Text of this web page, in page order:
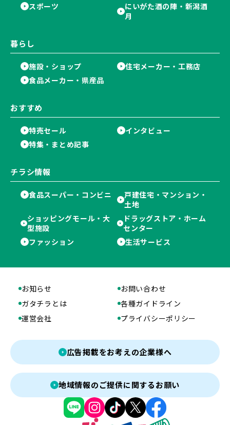
スポーツ
にいがた酒の陣・新潟酒
月
暮らし
施設・ショップ
住宅メーカー・工務店
食品メーカー・県産品
おすすめ
特売セール
インタビュー
特集・まとめ記事
チラシ情報
食品スーパー・コンビニ
戸建住宅・マンション・
土地
ショッピングモール・大
型施設
ドラッグストア・ホーム
センター
ファッション
生活サービス
お知らせ
お問い合わせ
ガタチラとは
各種ガイドライン
運営会社
プライバシーポリシー
広告掲載をお考えの企業様へ
地域情報のご提供に関するお願い